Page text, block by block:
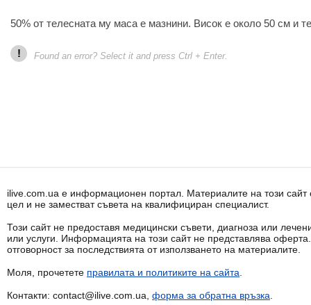
50% от телесната му маса е мазнини. Висок е около 50 см и
! Found an error? Select it and press Ctrl + Enter.
ilive.com.ua е информационен портал. Материалите на този
цел и не заместват съвета на квалифициран специалист.
Този сайт не предоставя медицински съвети, диагноза или
или услуги. Информацията на този сайт не представлява
отговорност за последствията от използването на материалите.
Моля, прочетете правилата и политиките на сайта
Контакти: contact@ilive.com.ua, форма за обратна връзка